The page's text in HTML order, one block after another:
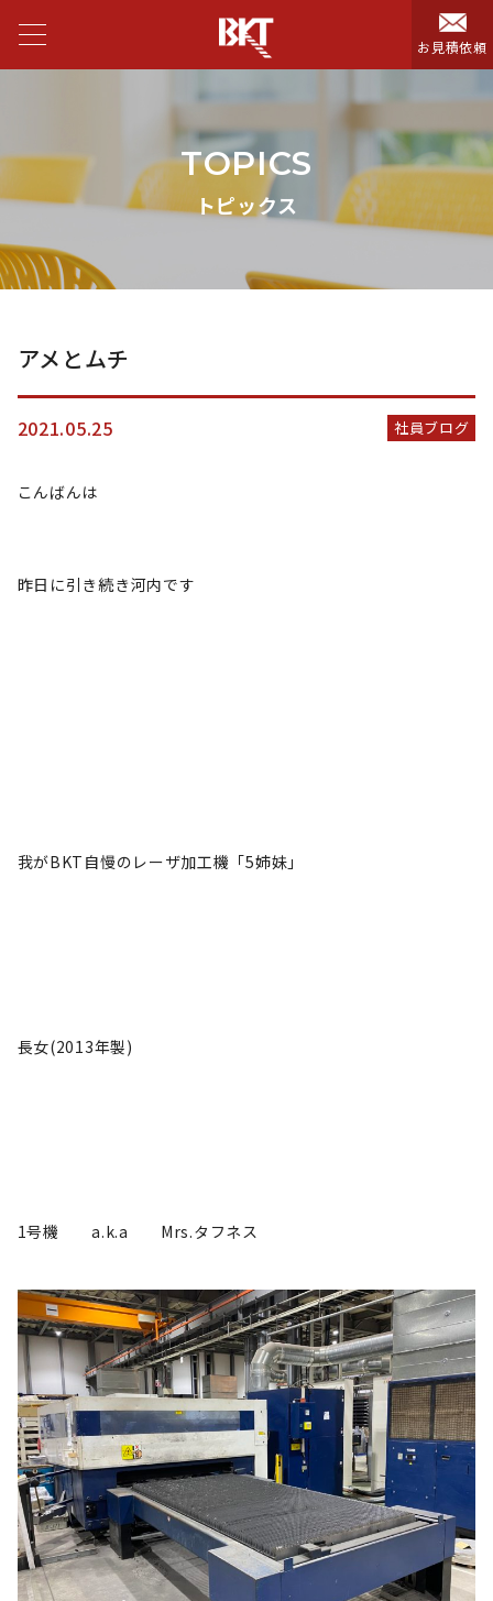
お見積依頼
TOPICS
トピックス
アメとムチ
2021.05.25 社員ブログ
こんばんは
昨日に引き続き河内です
我がBKT自慢のレーザ加工機「5姉妹」
長女(2013年製)
1号機 a.k.a Mrs.タフネス